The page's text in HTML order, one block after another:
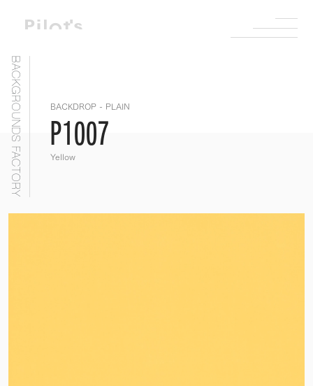
BACKGROUNDS FACTORY BACKDROP - PLAIN
P1007
Yellow